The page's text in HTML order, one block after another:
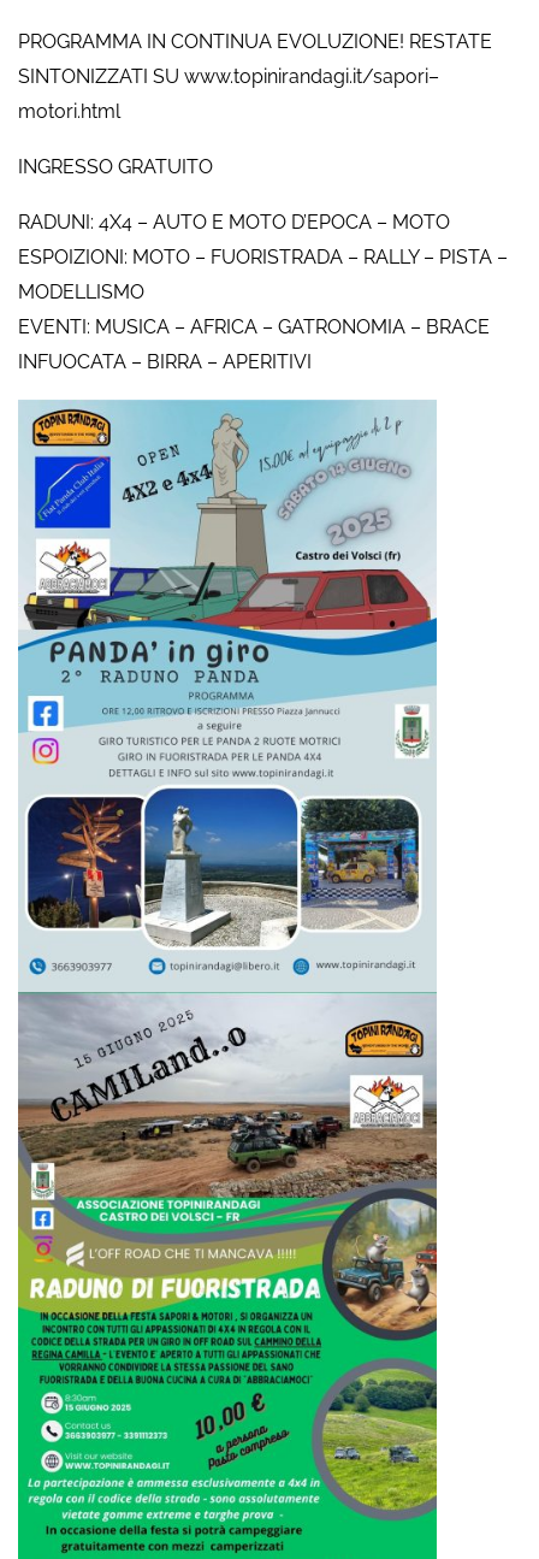
PROGRAMMA IN CONTINUA EVOLUZIONE! RESTATE
SINTONIZZATI SU www.topinirandagi.it/sapori–
motori.html
INGRESSO GRATUITO
RADUNI: 4X4 – AUTO E MOTO D’EPOCA – MOTO
ESPOIZIONI: MOTO – FUORISTRADA – RALLY – PISTA –
MODELLISMO
EVENTI: MUSICA – AFRICA – GATRONOMIA – BRACE
INFUOCATA – BIRRA – APERITIVI